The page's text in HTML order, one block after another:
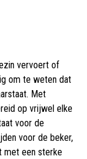
vervoert of
om te weten dat
Met
op vrijwel elke
voor de
voor de beker,
met een sterke